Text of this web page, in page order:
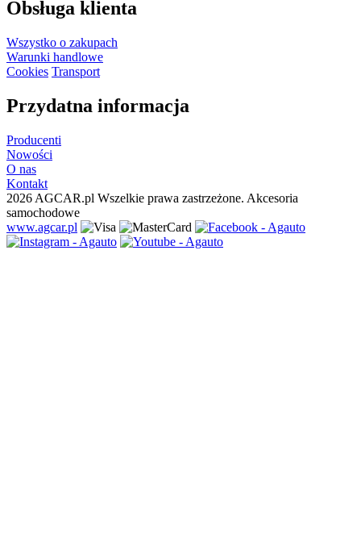
Obsługa klienta
Wszystko o zakupach
Warunki handlowe
Cookies Transport
Przydatna informacja
Producenti
Nowości
O nas
Kontakt
2026 AGCAR.pl Wszelkie prawa zastrzeżone. Akcesoria
samochodowe
www.agcar.pl